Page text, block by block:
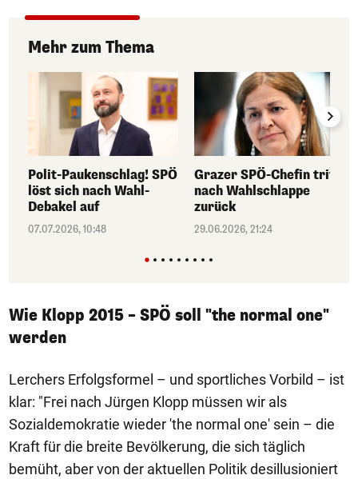
Mehr zum Thema
Polit-Paukenschlag! SPÖ
löst sich nach Wahl-
Debakel auf
07.07.2026, 10:48
Grazer SPÖ-Chefin tritt
nach Wahlschlappe
zurück
29.06.2026, 21:24
Wie Klopp 2015 – SPÖ soll "the normal one"
werden
Lerchers Erfolgsformel – und sportliches Vorbild – ist
klar: "Frei nach Jürgen Klopp müssen wir als
Sozialdemokratie wieder 'the normal one' sein – die
Kraft für die breite Bevölkerung, die sich täglich
bemüht, aber von der aktuellen Politik desillusioniert